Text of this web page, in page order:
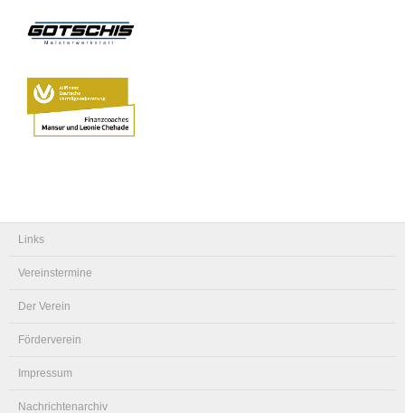
Links
Vereinstermine
Der Verein
Förderverein
Impressum
Nachrichtenarchiv